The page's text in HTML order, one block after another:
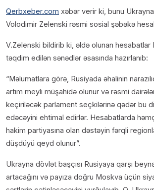
Qerbxeber.com xəbər verir ki, bunu
Volodimir Zelenski rəsmi sosial şəbəkə
V.Zelenski bildirib ki, əldə olunan hesabatlar
təqdim edilən sənədlər əsasında hazırlanıb:
“Məlumatlara görə, Rusiyada əhalinin
artım meyli müşahidə olunur və rəsmi
keçiriləcək parlament seçkilərinə qədər bu
edəcəyini ehtimal edirlər. Hesabatlarda
hakim partiyasına olan dəstəyin fərqli
düşdüyü qeyd olunur”.
Ukrayna dövlət başçısı Rusiyaya qarşı
artacağını və payıza doğru Moskva üçün